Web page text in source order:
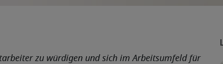
zu würdigen und sich im Arbeitsumfeld für